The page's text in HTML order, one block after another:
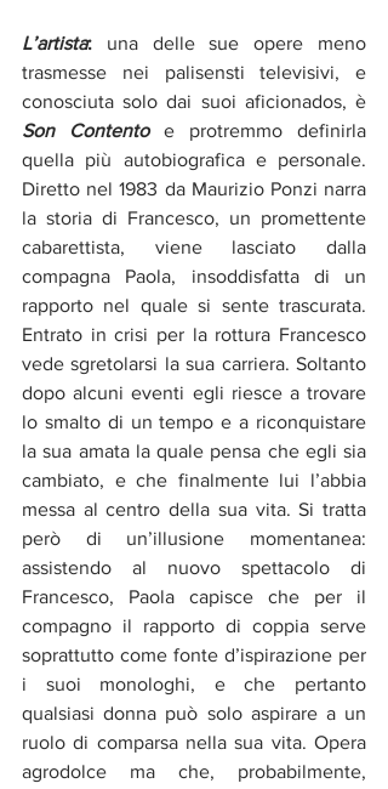
L’artista: una delle sue opere meno
trasmesse nei palisensti televisivi, e
Son Contento e protremmo definirla
quella più autobiografica e personale.
Diretto nel 1983 da Maurizio Ponzi narra
la storia di Francesco, un promettente
cabarettista, viene lasciato dalla
compagna Paola, insoddisfatta di un
rapporto nel quale si sente trascurata.
Entrato in crisi per la rottura Francesco
vede sgretolarsi la sua carriera. Soltanto
dopo alcuni eventi egli riesce a trovare
lo smalto di un tempo e a riconquistare
la sua amata la quale pensa che egli sia
cambiato, e che finalmente lui l’abbia
messa al centro della sua vita. Si tratta
però di un’illusione momentanea:
assistendo al nuovo spettacolo di
Francesco, Paola capisce che per il
compagno il rapporto di coppia serve
soprattutto come fonte d’ispirazione per
i suoi monologhi, e che pertanto
qualsiasi donna può solo aspirare a un
ruolo di comparsa nella sua vita. Opera
agrodolce ma che, probabilmente,